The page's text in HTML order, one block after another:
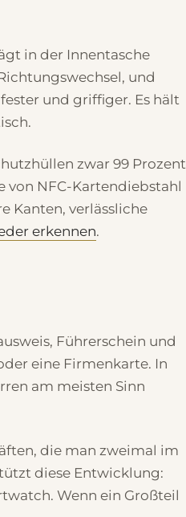
in der Innentasche
und
und griffiger. Es hält
zwar 99 Prozent
von NFC-Kartendiebstahl
Kanten, verlässliche
erkennen.
Führerschein und
eine Firmenkarte. In
am meisten Sinn
die man zweimal im
diese Entwicklung:
Wenn ein Großteil